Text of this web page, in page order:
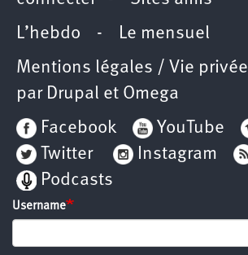
L’hebdo - Le mensuel
Mentions légales / Vie privée
par Drupal et Omega
Facebook
YouTube
Twitter
Instagram
Podcasts
Username